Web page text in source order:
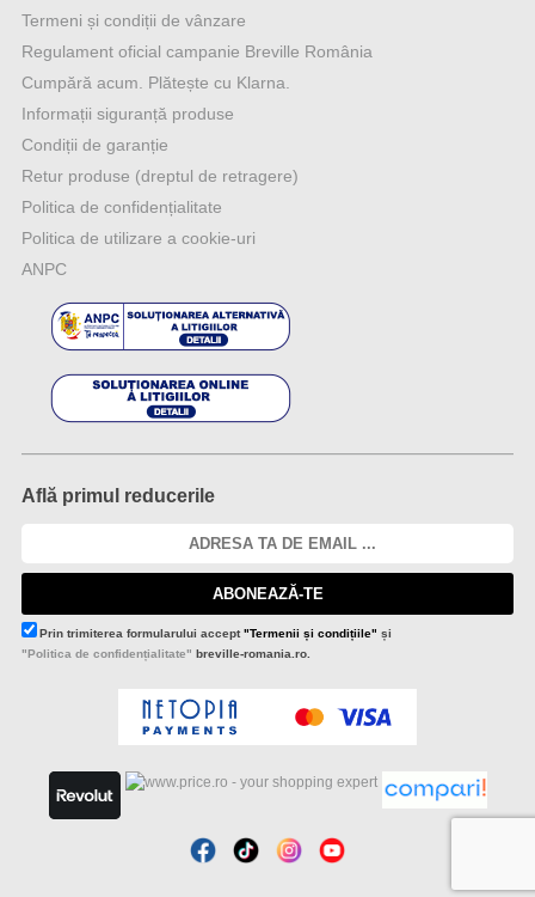
Termeni și condiții de vânzare
Regulament oficial campanie Breville România
Cumpără acum. Plătește cu Klarna.
Informații siguranță produse
Condiții de garanție
Retur produse (dreptul de retragere)
Politica de confidențialitate
Politica de utilizare a cookie-uri
ANPC
Află primul reducerile
ABONEAZĂ-TE
Prin trimiterea formularului accept"Termenii și condițiile" și
"Politica de confidențialitate" breville-romania.ro.